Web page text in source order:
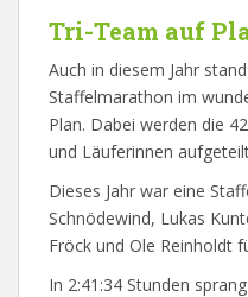
Tri-Team auf
Auch in diesem Jahr
Staffelmarathon im
Plan. Dabei werden die
und Läuferinnen
Dieses Jahr war eine
Schnödewind, Lukas
Fröck und Ole Reinholdt
In 2:41:34 Stunden